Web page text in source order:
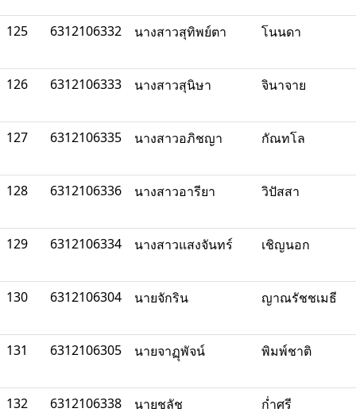
125 6312106332 นางสาวสุทิพย์ตา โนนดา
126 6312106333 นางสาวสุนิษา จินาจาย
127 6312106335 นางสาวอภิชญา กัณทโล
128 6312106336 นางสาวอารียา วิปัสสา
129 6312106334 นางสาวแสงจันทร์ เชิญนอก
130 6312106304 นายจักริน ญาณรัชชเมธี
131 6312106305 นายจาฏุพัจน์ พิมพ์ชาติ
132 6312106338 นายชลัช ก่ำศรี